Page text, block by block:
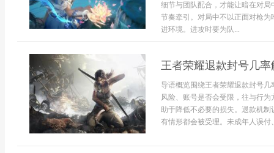
细节与团队配合，才能让暗在对
节奏牵引。对局中不以正面对枪
进环境。进攻时要为队...
王者荣耀退款封号几
导语概览围绕王者荣耀退款封号
风险、账号是否会受限，往与行
助于降低不必要的损失。退款机
有情形都会被受理。未成年人误